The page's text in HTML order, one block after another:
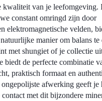
kwaliteit van je leefomgeving.
constant omringd zijn door
elektromagnetische velden,
manier om balans te
met shungiet of je collectie
biedt de perfecte combinatie
praktisch formaat en
afwerking geeft je
contact met dit bijzondere